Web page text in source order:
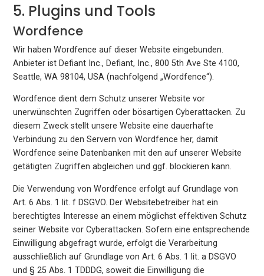
5. Plugins und Tools
Wordfence
Wir haben Wordfence auf dieser Website eingebunden.
Anbieter ist Defiant Inc., Defiant, Inc., 800 5th Ave Ste 4100,
Seattle, WA 98104, USA (nachfolgend „Wordfence“).
Wordfence dient dem Schutz unserer Website vor
unerwünschten Zugriffen oder bösartigen Cyberattacken. Zu
diesem Zweck stellt unsere Website eine dauerhafte
Verbindung zu den Servern von Wordfence her, damit
Wordfence seine Datenbanken mit den auf unserer Website
getätigten Zugriffen abgleichen und ggf. blockieren kann.
Die Verwendung von Wordfence erfolgt auf Grundlage von
Art. 6 Abs. 1 lit. f DSGVO. Der Websitebetreiber hat ein
berechtigtes Interesse an einem möglichst effektiven Schutz
seiner Website vor Cyberattacken. Sofern eine entsprechende
Einwilligung abgefragt wurde, erfolgt die Verarbeitung
ausschließlich auf Grundlage von Art. 6 Abs. 1 lit. a DSGVO
und § 25 Abs. 1 TDDDG, soweit die Einwilligung die